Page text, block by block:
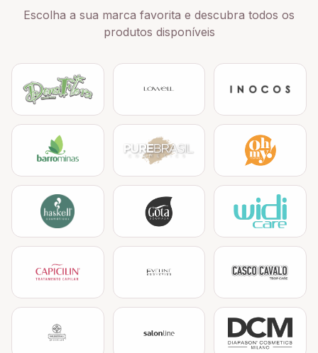
Escolha a sua marca favorita e descubra todos os
produtos disponíveis